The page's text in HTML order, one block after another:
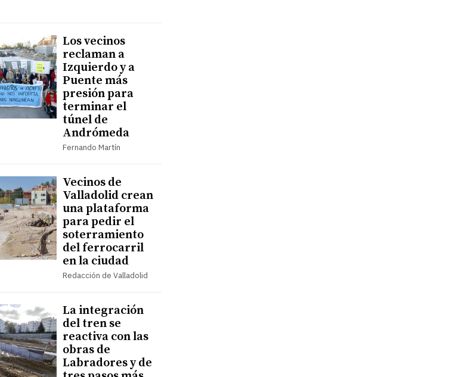
Los vecinos
reclaman a
Izquierdo y a
Puente más
presión para
terminar el
túnel de
Andrómeda
Fernando Martín
Vecinos de
Valladolid crean
una plataforma
para pedir el
soterramiento
del ferrocarril
en la ciudad
Redacción de Valladolid
La integración
del tren se
reactiva con las
obras de
Labradores y de